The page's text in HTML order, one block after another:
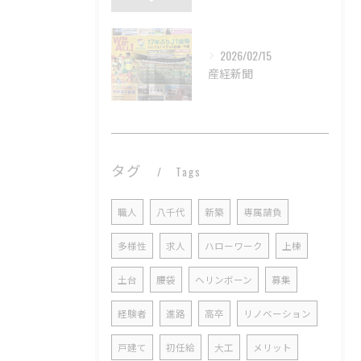
2026/02/15
産経新聞
タグ Tags
職人 八千代 新築 専属請負
多様性 求人 ハローワーク 上棟
土台 腰袋 ヘリンボーン 募集
経験者 進路 高卒 リノベーション
戸建て 初任給 大工 メリット